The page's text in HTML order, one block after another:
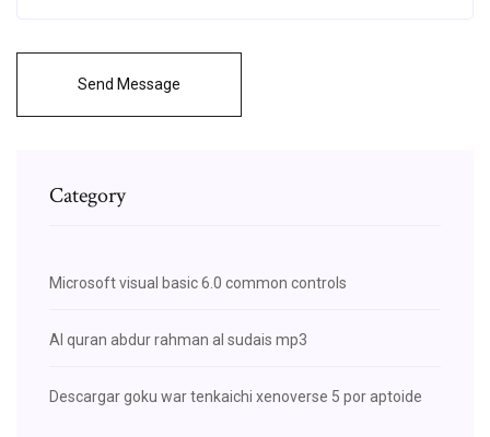
Send Message
Category
Microsoft visual basic 6.0 common controls
Al quran abdur rahman al sudais mp3
Descargar goku war tenkaichi xenoverse 5 por aptoide